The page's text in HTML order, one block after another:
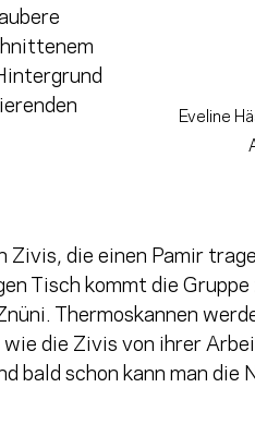
Eveline
Zivis, die einen Pamir
Tisch kommt die Gruppe
Thermoskannen
die Zivis von ihrer
bald schon kann man die